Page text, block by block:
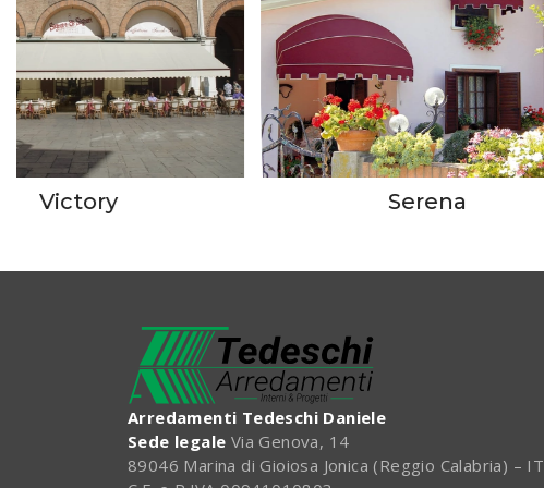
Victory Serena
Arredamenti Tedeschi Daniele
Sede legale Via Genova, 14
89046 Marina di Gioiosa Jonica (Reggio Calabria) – IT